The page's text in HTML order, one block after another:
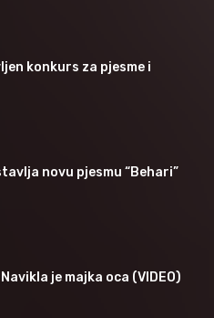
konkurs za pjesme i
novu pjesmu “Behari”
je majka oca (VIDEO)